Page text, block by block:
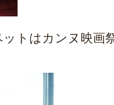
トはカンヌ映画